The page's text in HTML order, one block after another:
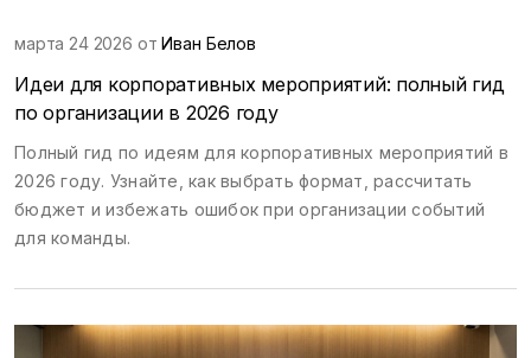
марта 24 2026 отИван Белов
Идеи для корпоративных мероприятий: полный гид
по организации в 2026 году
Полный гид по идеям для корпоративных мероприятий в
2026 году. Узнайте, как выбрать формат, рассчитать
бюджет и избежать ошибок при организации событий
для команды.